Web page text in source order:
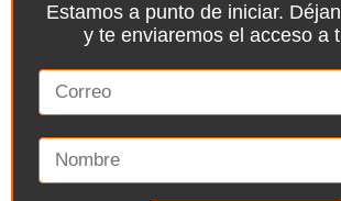
Estamos a punto de iniciar.
y te enviaremos el acceso a